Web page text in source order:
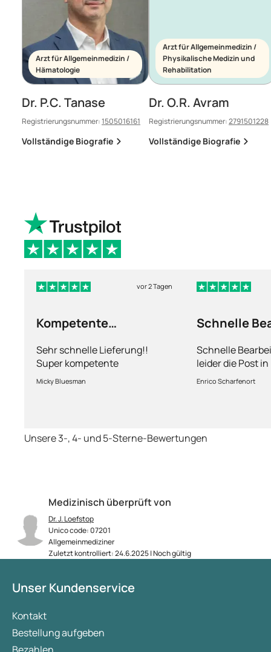
Medizinisch überprüft von
Dr. J. Loefstop
Unico code: 07201
Allgemeinmediziner
Zuletzt kontrolliert: 24.6.2025 | Noch gültig
Arzt für Allgemeinmedizin /
Hämatologie
Dr. P.C. Tanase
Registrierungsnummer:1505016161
Vollständige Biografie
Arzt für Allgemeinmedizin /
Physikalische Medizin und
Rehabilitation
Dr. O.R. Avram
Registrierungsnummer:2791501228
Vollständige Biografie
vor 2 Tagen
Kompetente
Sehr schnelle Lieferung!!
Super kompetente
Abhandlung!
Micky Bluesman
Schnelle
Schnelle
leider die Post
kriegt es nicht
dauert obwohl
Enrico Scharfenort
Unsere 3-, 4- und 5-Sterne-Bewertungen
Unser Kundenservice
Kontakt
Bestellung aufgeben